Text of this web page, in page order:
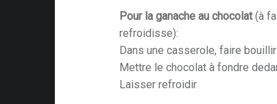
Pour la ganache au chocolat(à
refroidisse):
Dans une casserole, faire
Mettre le chocolat à fondre
Laisser refroidir